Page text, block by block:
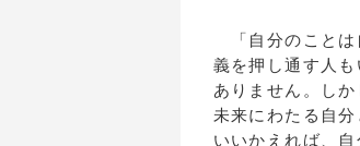
「自分のことは
義を押し通す人
ありません。し
未来にわたる自
いいかえれば、